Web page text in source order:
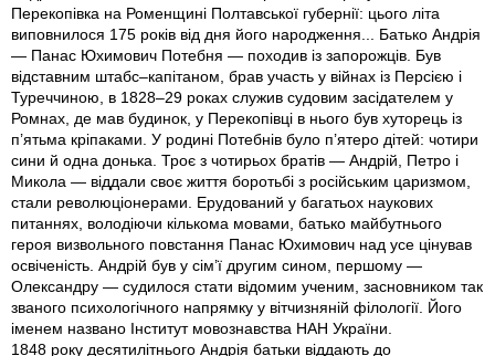
Перекопівка на Роменщині Полтавської губернії: цього літа
виповнилося 175 років від дня його народження... Батько Андрія
— Панас Юхимович Потебня — походив із запорожців. Був
відставним штабс–капітаном, брав участь у війнах iз Персією і
Туреччиною, в 1828–29 роках служив судовим засідателем у
Ромнах, де мав будинок, у Перекопівці в нього був хуторець із
п’ятьма кріпаками. У родині Потебнів було п’ятеро дітей: чотири
сини й одна донька. Троє з чотирьох братів — Андрій, Петро і
Микола — віддали своє життя боротьбі з російським царизмом,
стали революціонерами. Ерудований у багатьох наукових
питаннях, володіючи кількома мовами, батько майбутнього
героя визвольного повстання Панас Юхимович над усе цінував
освіченість. Андрій був у сім’ї другим сином, першому —
Олександру — судилося стати відомим ученим, засновником так
званого психологічного напрямку у вітчизняній філології. Його
іменем названо Інститут мовознавства НАН України.
1848 року десятилітнього Андрія батьки віддають до